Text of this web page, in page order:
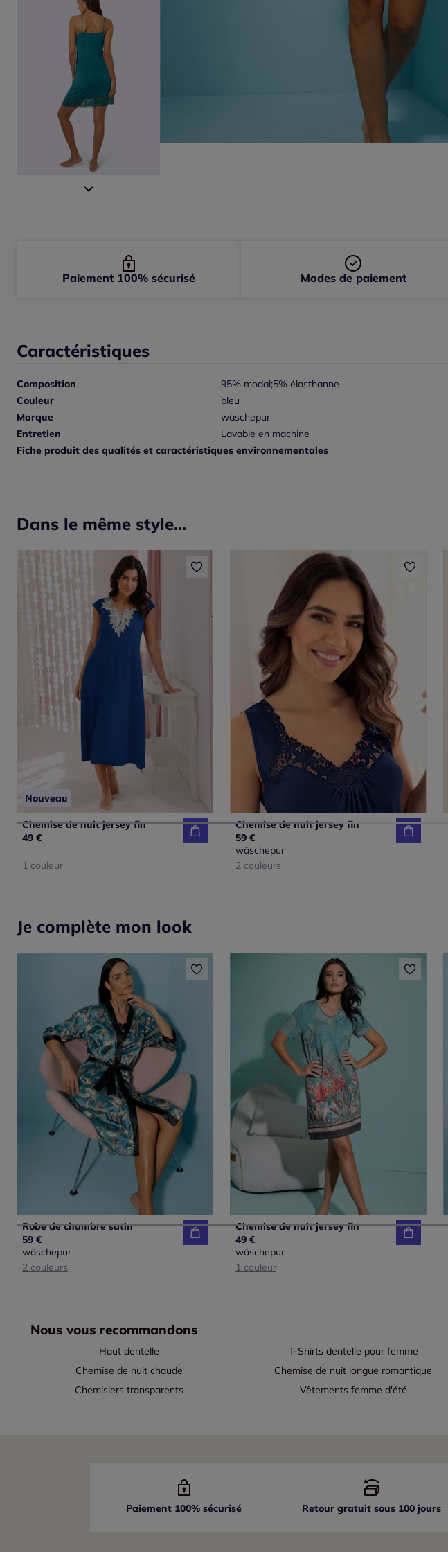
Caractéristiques
Composition
95% modal;5% élasthanne
Couleur
bleu
Marque
wäschepur
Entretien
Lavable en machine
Fiche produit des qualités et caractéristiques environnementales
Paiement 100% sécurisé Modes de paiement
Dans le même style...
Nouveau
Chemise de nuit jersey fin
49 €
1 couleur
Chemise de nuit jersey fin
59 €
wäschepur
2 couleurs
Je complète mon look
Robe de chambre satin
59 €
wäschepur
2 couleurs
Chemise de nuit jersey fin
49 €
wäschepur
1 couleur
Nous vous recommandons
Haut dentelle
Chemise de nuit chaude
Chemisiers transparents
T-Shirts dentelle pour femme
Chemise de nuit longue romantique
Vêtements femme d'été
Paiement 100% sécurisé Retour gratuit sous 100 jours